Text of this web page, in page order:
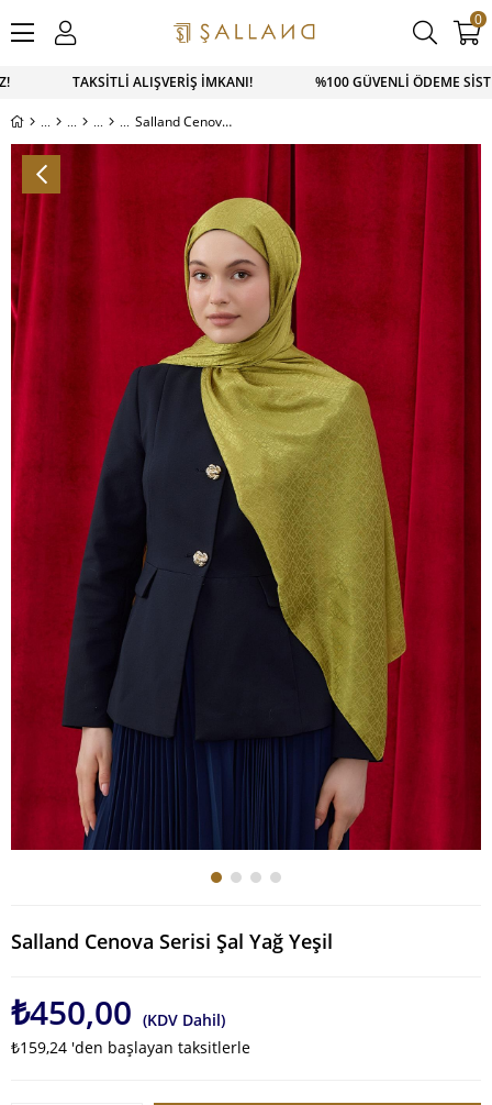
TAKSİTLİ ALIŞVERİŞ İMKANI! %100 GÜVENLİ ÖDEME
0
Salland Cenova Serisi Şal Yağ Yeşil
Salland Cenova Serisi Şal Yağ Yeşil
₺450,00 (KDV Dahil)
₺159,24 'den başlayan taksitlerle